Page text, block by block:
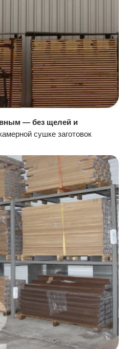
— без щелей и
сушке заготовок